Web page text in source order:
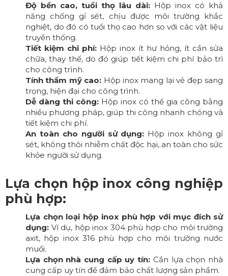
Độ bền cao, tuổi thọ lâu dài: Hộp inox có khả
năng chống gỉ sét, chịu được môi trường khắc
nghiệt, do đó có tuổi thọ cao hơn so với các vật liệu
truyền thống.
Tiết kiệm chi phí: Hộp inox ít hư hỏng, ít cần sửa
chữa, thay thế, do đó giúp tiết kiệm chi phí bảo trì
cho công trình.
Tính thẩm mỹ cao: Hộp inox mang lại vẻ đẹp sang
trọng, hiện đại cho công trình.
Dễ dàng thi công: Hộp inox có thể gia công bằng
nhiều phương pháp, giúp thi công nhanh chóng và
tiết kiệm chi phí.
An toàn cho người sử dụng: Hộp inox không gỉ
sét, không thôi nhiễm chất độc hại, an toàn cho sức
khỏe người sử dụng.
Lựa chọn hộp inox công nghiệp
phù hợp:
Lựa chọn loại hộp inox phù hợp với mục đích sử
dụng: Ví dụ, hộp inox 304 phù hợp cho môi trường
axit, hộp inox 316 phù hợp cho môi trường nước
muối.
Lựa chọn nhà cung cấp uy tín: Cần lựa chọn nhà
cung cấp uy tín để đảm bảo chất lượng sản phẩm.